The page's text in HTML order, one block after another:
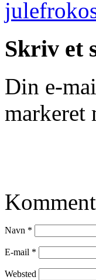
Skriv et
Din e-
markeret
Navn *
E-mail *
Websted